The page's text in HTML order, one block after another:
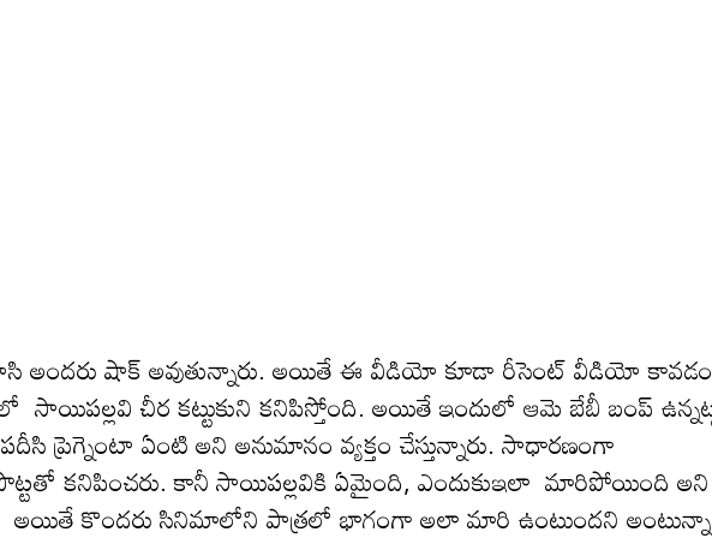
షాక్ అవుతున్నారు. అయితే ఈ వీడియో కూడా రీసెంట్ వీడియో
చీర కట్టుకుని కనిపిస్తోంది. అయితే ఇందులో ఆమె బేబీ బంప్
ప్రెగ్నెంటా ఏంటి అని అనుమానం వ్య‌క్తం చేస్తున్నారు. సాధార‌ణంగా
కనిపించరు. కానీ సాయిపల్లవికి ఏమైంది, ఎందుకుఇలా మారిపోయింది అని
అయితే కొంద‌రు సినిమాలోని పాత్ర‌లో భాగంగా అలా మారి ఉంటుంద‌ని